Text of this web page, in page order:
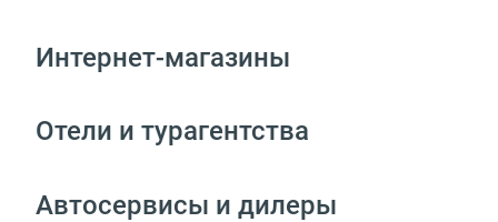
Интернет-магазины
Отели и турагентства
Автосервисы и дилеры